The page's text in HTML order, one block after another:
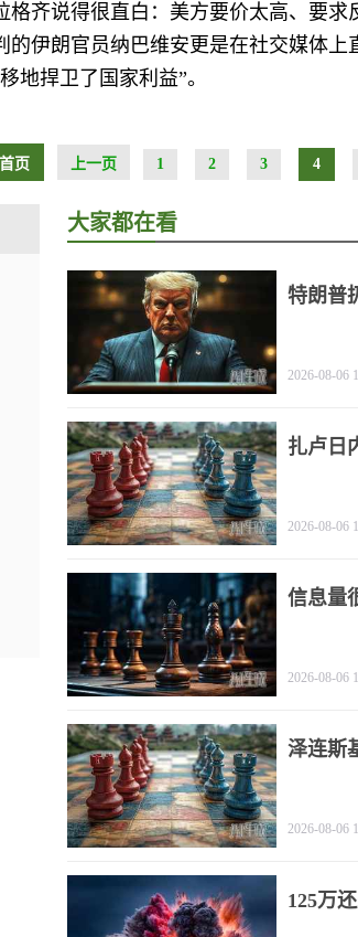
格齐说得很直白：美方要价太高、要
的伊朗官员纳巴维安更是在社交媒体上
地捍卫了国家利益”。
首页 上一页 1 2 3 4
大家都在看
特朗普
2026-08-06
扎卢日
2026-08-06
信息量
2026-08-06
泽连斯
2026-08-06
125万